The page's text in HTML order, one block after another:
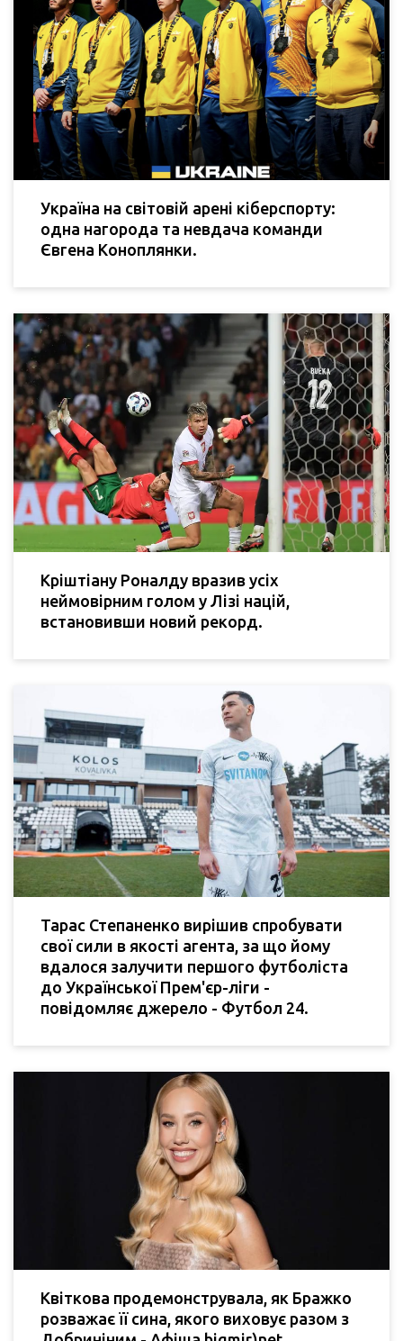
Україна на світовій арені кіберспорту:
одна нагорода та невдача команди
Євгена Коноплянки.
Кріштіану Роналду вразив усіх
неймовірним голом у Лізі націй,
встановивши новий рекорд.
Тарас Степаненко вирішив спробувати
свої сили в якості агента, за що йому
вдалося залучити першого футболіста
до Української Прем'єр-ліги -
повідомляє джерело - Футбол 24.
Квіткова продемонструвала, як Бражко
розважає її сина, якого виховує разом з